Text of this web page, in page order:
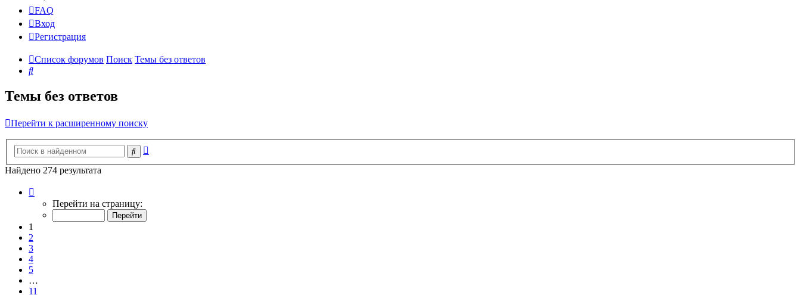
FAQ
Вход
Регистрация
Список форумов Поиск Темы без ответов
Поиск
Темы без ответов
Перейти к расширенному поиску
Поиск
Найдено 274 результата
Перейти на страницу:
1
2
3
4
5
…
11